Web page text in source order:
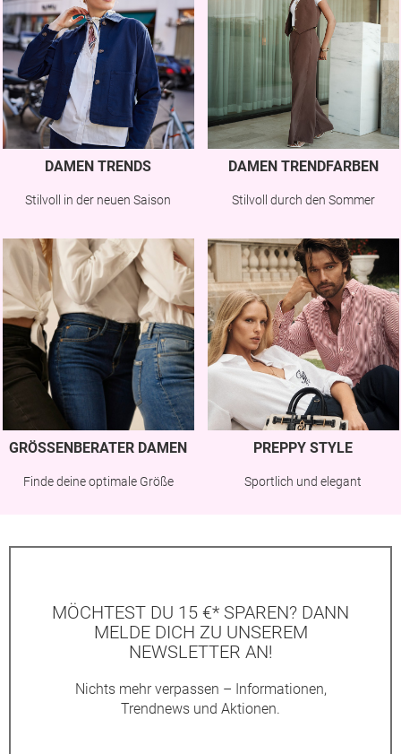
DAMEN TRENDS
Stilvoll in der neuen Saison
DAMEN TRENDFARBEN
Stilvoll durch den Sommer
GRÖSSENBERATER DAMEN
Finde deine optimale Größe
PREPPY STYLE
Sportlich und elegant
MÖCHTEST DU 15 €* SPAREN? DANN
MELDE DICH ZU UNSEREM
NEWSLETTER AN!
Nichts mehr verpassen – Informationen,
Trendnews und Aktionen.